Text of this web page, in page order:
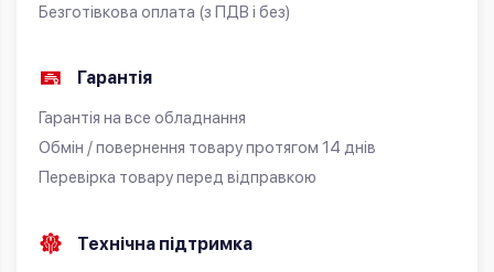
Безготівкова оплата (з ПДВ і без)
Гарантія
Гарантія на все обладнання
Обмін / повернення товару протягом 14 днів
Перевірка товару перед відправкою
Технічна підтримка